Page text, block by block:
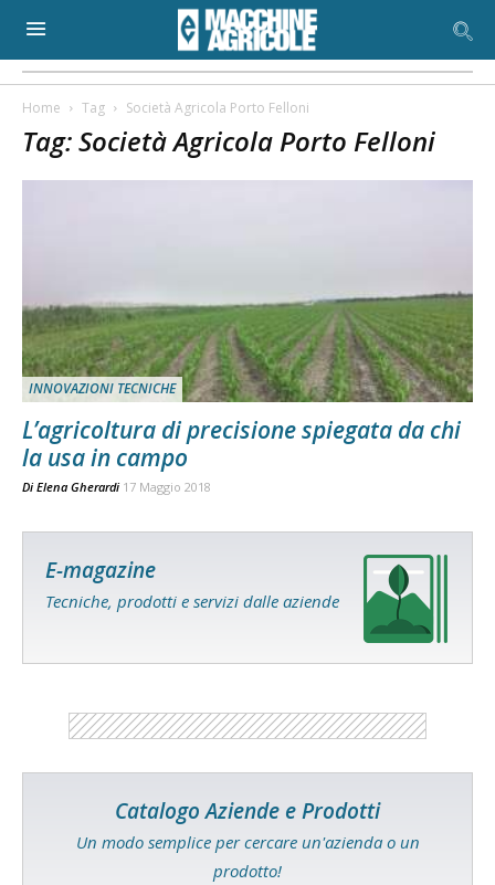
Home Tag Società Agricola Porto Felloni
Tag: Società Agricola Porto Felloni
INNOVAZIONI TECNICHE
L’agricoltura di precisione spiegata da chi
la usa in campo
Di Elena Gherardi 17 Maggio 2018
E-magazine
Tecniche, prodotti e servizi dalle aziende
Catalogo Aziende e Prodotti
Un modo semplice per cercare un'azienda o un
prodotto!